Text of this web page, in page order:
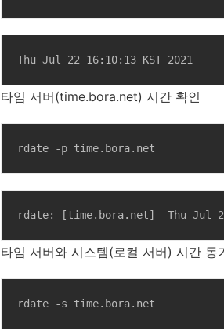
Thu Jul 22 16:10:13 KST 2021
타임 서버(time.bora.net) 시간 확인
rdate -p time.bora.net
rdate:
타임 서버와 시스템(로컬 서버) 시간 동
rdate -s time.bora.net